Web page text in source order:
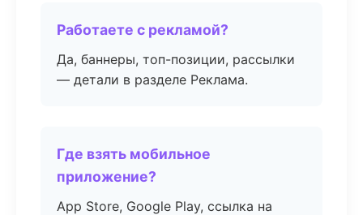
Работаете с рекламой?
Да, баннеры, топ-позиции, рассылки
— детали в разделе Реклама.
Где взять мобильное
приложение?
App Store, Google Play, ссылка на